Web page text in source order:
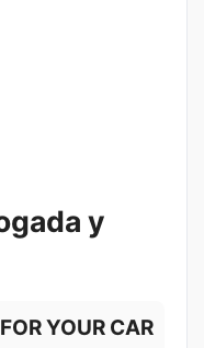
y
YOUR CAR